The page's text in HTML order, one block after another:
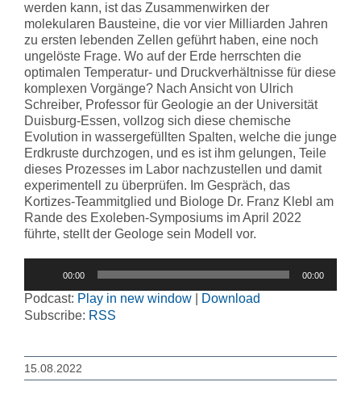
werden kann, ist das Zusammenwirken der
molekularen Bausteine, die vor vier Milliarden Jahren
zu ersten lebenden Zellen geführt haben, eine noch
ungelöste Frage. Wo auf der Erde herrschten die
optimalen Temperatur- und Druckverhältnisse für diese
komplexen Vorgänge? Nach Ansicht von Ulrich
Schreiber, Professor für Geologie an der Universität
Duisburg-Essen, vollzog sich diese chemische
Evolution in wassergefüllten Spalten, welche die junge
Erdkruste durchzogen, und es ist ihm gelungen, Teile
dieses Prozesses im Labor nachzustellen und damit
experimentell zu überprüfen. Im Gespräch, das
Kortizes-Teammitglied und Biologe Dr. Franz Klebl am
Rande des Exoleben-Symposiums im April 2022
führte, stellt der Geologe sein Modell vor.
00:00 00:00
Podcast: Play in new window
Download
Subscribe: RSS
15.08.2022